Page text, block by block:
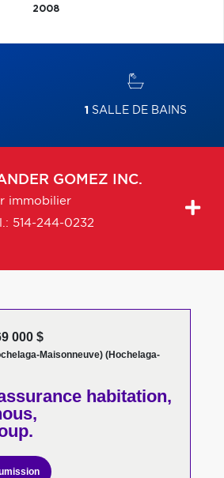
2008
1 SALLE DE BAINS
GOMEZ INC.
immobilier
514-244-0232
000 $
Maisonneuve) (Hochelaga-
habitation,